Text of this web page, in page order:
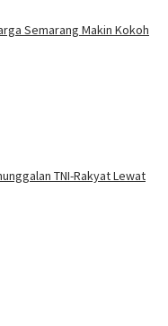
Semarang Makin Kokoh
TNI-Rakyat Lewat